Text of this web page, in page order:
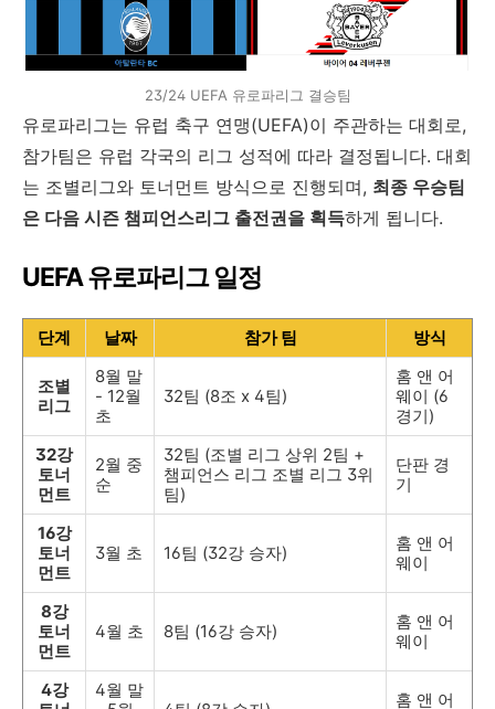
23/24 UEFA 유로파리그 결승팀
유로파리그는 유럽 축구 연맹(UEFA)이 주관하는 대회로,
참가팀은 유럽 각국의 리그 성적에 따라 결정됩니다. 대회
는 조별리그와 토너먼트 방식으로 진행되며, 최종 우승팀
은 다음 시즌 챔피언스리그 출전권을 획득하게 됩니다.
UEFA 유로파리그 일정
단계 날짜 참가 팀 방식
조별
리그
8월 말
- 12월
초
32팀 (8조 x 4팀)
홈 앤 어
웨이 (6
경기)
32강
토너
먼트
2월 중
순
32팀 (조별 리그 상위 2팀 +
챔피언스 리그 조별 리그 3위
팀)
단판 경
기
16강
토너
먼트
3월 초 16팀 (32강 승자)
홈 앤 어
웨이
8강
토너
먼트
4월 초 8팀 (16강 승자)
홈 앤 어
웨이
4강
4월 말
홈 앤 어